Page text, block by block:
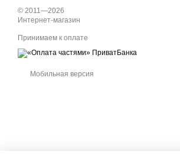
© 2011—2026
Интернет-магазин
Принимаем к оплате
Мобильная версия